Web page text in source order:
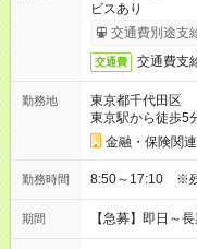
ビスあり
交通費別途支
交通費 交通費支
勤務地
東京都千代田区
東京駅から徒歩5
金融・保険関連
勤務時間 8:50～17:10 ※残
期間 【急募】即日～